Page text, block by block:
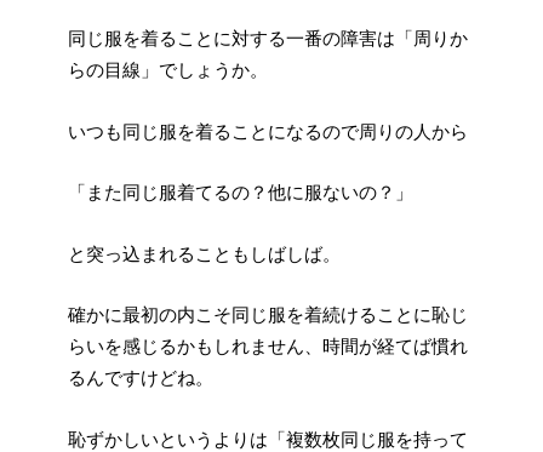
同じ服を着ることに対する一番の障害は「周りか
らの目線」でしょうか。
いつも同じ服を着ることになるので周りの人から
「また同じ服着てるの？他に服ないの？」
と突っ込まれることもしばしば。
確かに最初の内こそ同じ服を着続けることに恥じ
らいを感じるかもしれません、時間が経てば慣れ
るんですけどね。
恥ずかしいというよりは「複数枚同じ服を持って